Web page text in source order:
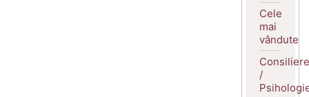
Cele
mai
vândute
Consiliere
/